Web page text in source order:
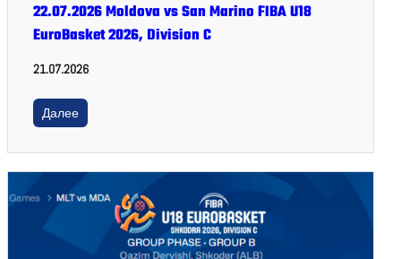
22.07.2026 Moldova vs San Marino FIBA U18
EuroBasket 2026, Division C
21.07.2026
Далее